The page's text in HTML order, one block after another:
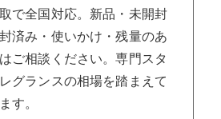
で全国対応。新品・未開封
済み・使いかけ・残量のあ
ご相談ください。専門スタ
グランスの相場を踏まえて
す。